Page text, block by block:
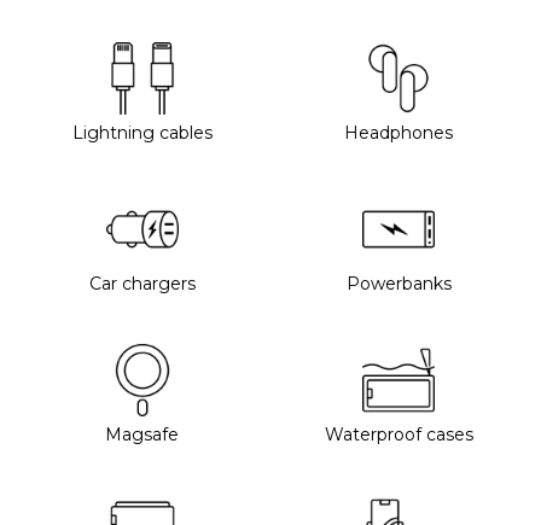
Lightning cables Headphones
Car chargers Powerbanks
Magsafe Waterproof cases